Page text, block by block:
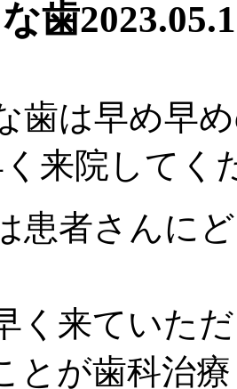
歯
歯は早め早
来院してく
患者さんに
く来ていた
とが歯科治